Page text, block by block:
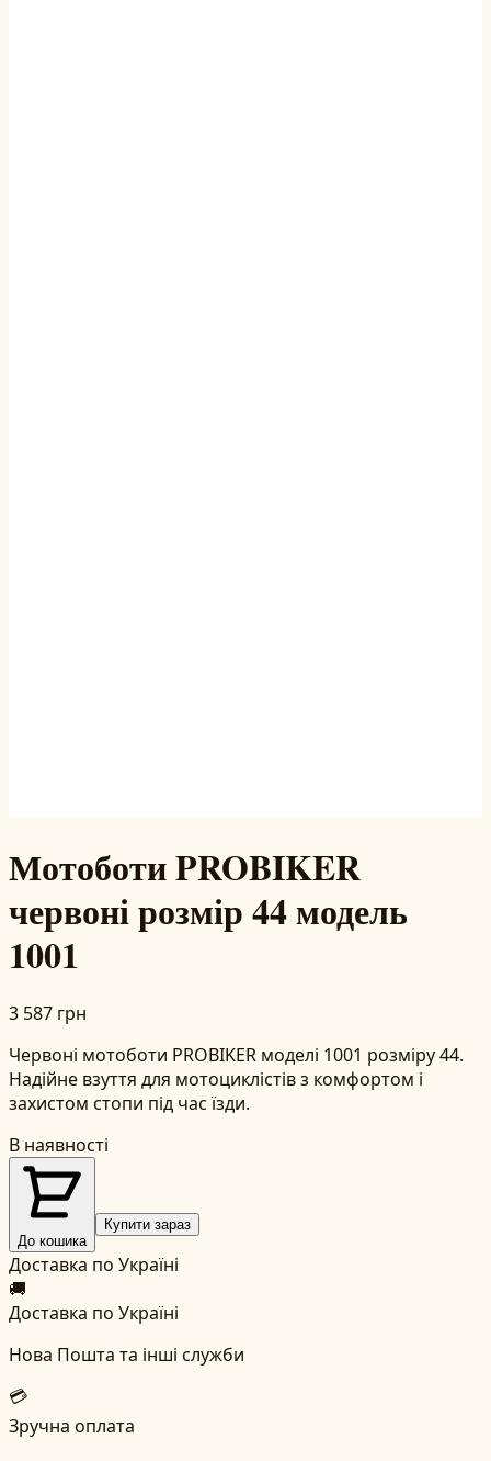
Мотоботи PROBIKER
червоні розмір 44 модель
1001
3 587 грн
Червоні мотоботи PROBIKER моделі 1001 розміру 44.
Надійне взуття для мотоциклістів з комфортом і
захистом стопи під час їзди.
В наявності
До кошика
Купити зараз
Доставка по Україні
🚚
Доставка по Україні
Нова Пошта та інші служби
💳
Зручна оплата